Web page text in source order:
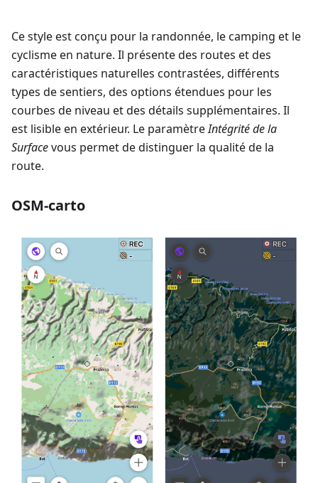
Ce style est conçu pour la randonnée, le camping et le
cyclisme en nature. Il présente des routes et des
caractéristiques naturelles contrastées, différents
types de sentiers, des options étendues pour les
courbes de niveau et des détails supplémentaires. Il
est lisible en extérieur. Le paramètreIntégrité de la
Surfacevous permet de distinguer la qualité de la
route.
OSM-carto